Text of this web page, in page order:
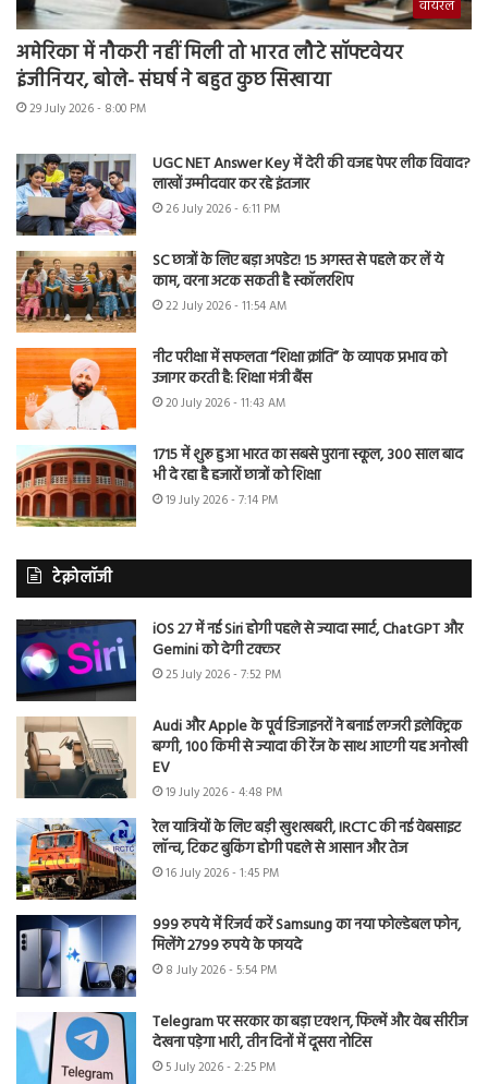
वायरल
अमेरिका में नौकरी नहीं मिली तो भारत लौटे सॉफ्टवेयर
इंजीनियर, बोले- संघर्ष ने बहुत कुछ सिखाया
29 July 2026 - 8:00 PM
UGC NET Answer Key में देरी की वजह पेपर लीक विवाद?
लाखों उम्मीदवार कर रहे इंतजार
26 July 2026 - 6:11 PM
SC छात्रों के लिए बड़ा अपडेट! 15 अगस्त से पहले कर लें ये
काम, वरना अटक सकती है स्कॉलरशिप
22 July 2026 - 11:54 AM
नीट परीक्षा में सफलता “शिक्षा क्रांति” के व्यापक प्रभाव को
उजागर करती है: शिक्षा मंत्री बैंस
20 July 2026 - 11:43 AM
1715 में शुरू हुआ भारत का सबसे पुराना स्कूल, 300 साल बाद
भी दे रहा है हजारों छात्रों को शिक्षा
19 July 2026 - 7:14 PM
टेक्नोलॉजी
iOS 27 में नई Siri होगी पहले से ज्यादा स्मार्ट, ChatGPT और
Gemini को देगी टक्कर
25 July 2026 - 7:52 PM
Audi और Apple के पूर्व डिजाइनरों ने बनाई लग्जरी इलेक्ट्रिक
बग्गी, 100 किमी से ज्यादा की रेंज के साथ आएगी यह अनोखी
EV
19 July 2026 - 4:48 PM
रेल यात्रियों के लिए बड़ी खुशखबरी, IRCTC की नई वेबसाइट
लॉन्च, टिकट बुकिंग होगी पहले से आसान और तेज
16 July 2026 - 1:45 PM
999 रुपये में रिजर्व करें Samsung का नया फोल्डेबल फोन,
मिलेंगे 2799 रुपये के फायदे
8 July 2026 - 5:54 PM
Telegram पर सरकार का बड़ा एक्शन, फिल्में और वेब सीरीज
देखना पड़ेगा भारी, तीन दिनों में दूसरा नोटिस
5 July 2026 - 2:25 PM